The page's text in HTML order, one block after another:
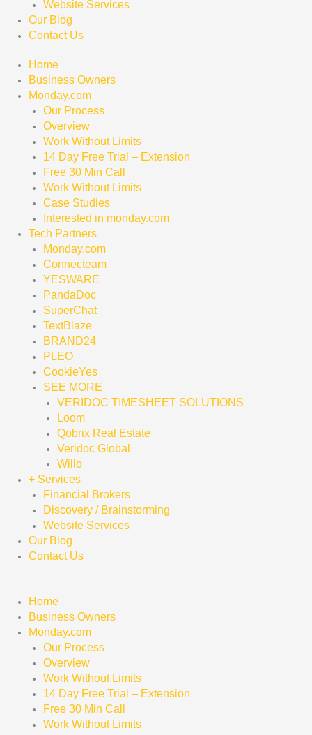
Website Services
Our Blog
Contact Us
Home
Business Owners
Monday.com
Our Process
Overview
Work Without Limits
14 Day Free Trial – Extension
Free 30 Min Call
Work Without Limits
Case Studies
Interested in monday.com
Tech Partners
Monday.com
Connecteam
YESWARE
PandaDoc
SuperChat
TextBlaze
BRAND24
PLEO
CookieYes
SEE MORE
VERIDOC TIMESHEET SOLUTIONS
Loom
Qobrix Real Estate
Veridoc Global
Willo
+ Services
Financial Brokers
Discovery / Brainstorming
Website Services
Our Blog
Contact Us
Home
Business Owners
Monday.com
Our Process
Overview
Work Without Limits
14 Day Free Trial – Extension
Free 30 Min Call
Work Without Limits